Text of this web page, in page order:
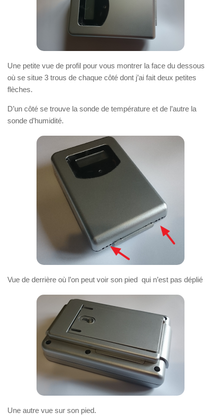
Une petite vue de profil pour vous montrer la face du dessous
où se situe 3 trous de chaque côté dont j’ai fait deux petites
flèches.
D’un côté se trouve la sonde de température et de l’autre la
sonde d’humidité.
Vue de derrière où l’on peut voir son pied qui n’est pas déplié
Une autre vue sur son pied.